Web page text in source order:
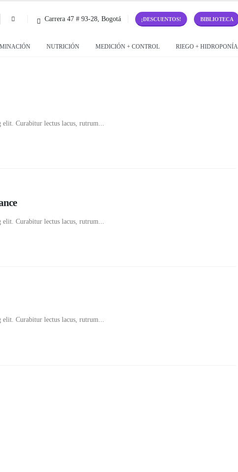
Carrera 47 # 93-28, Bogotá ¡DESCUENTOS! BIBLIOTECA
NUTRICIÓN MEDICIÓN + CONTROL RIEGO + HIDROPONÍA
Curabitur lectus lacus, rutrum...
elit. Curabitur lectus lacus, rutrum...
elit. Curabitur lectus lacus, rutrum...